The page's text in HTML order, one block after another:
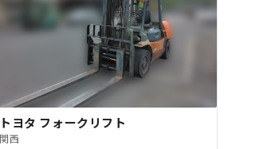
トヨタ フォークリフト
関西